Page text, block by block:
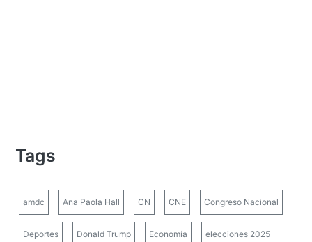
Tags
amdc Ana Paola Hall CN CNE Congreso Nacional
Deportes Donald Trump Economía elecciones 2025